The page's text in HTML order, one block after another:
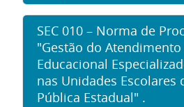
SEC 010 – Norma de
"Gestão do Atendimento
Educacional
nas Unidades Escolares
Pública Estadual" .